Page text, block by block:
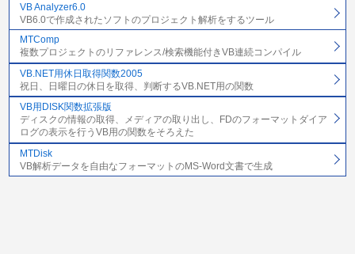
VB Analyzer6.0
VB6.0で作成されたソフトのプロジェクト解析をするツール
MTComp
複数プロジェクトのリファレンス/検索機能付きVB連続コンパイル
VB.NET用休日取得関数2005
祝日、日曜日の休日を取得、判断するVB.NET用の関数
VB用DISK関数拡張版
ディスクの情報の取得、メディアの取り出し、FDのフォーマットダイア
ログの表示を行うVB用の関数をそろえた
MTDisk
VB解析データを自由なフォーマットのMS-Word文書で生成